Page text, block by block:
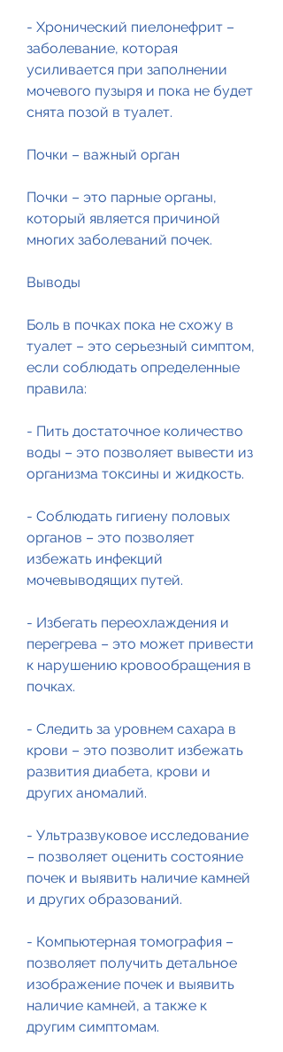
- Хронический пиелонефрит –
заболевание, которая
усиливается при заполнении
мочевого пузыря и пока не будет
снята позой в туалет.
Почки – важный орган
Почки – это парные органы,
который является причиной
многих заболеваний почек.
Выводы
Боль в почках пока не схожу в
туалет – это серьезный симптом,
если соблюдать определенные
правила:
- Пить достаточное количество
воды – это позволяет вывести из
организма токсины и жидкость.
- Соблюдать гигиену половых
органов – это позволяет
избежать инфекций
мочевыводящих путей.
- Избегать переохлаждения и
перегрева – это может привести
к нарушению кровообращения в
почках.
- Следить за уровнем сахара в
крови – это позволит избежать
развития диабета, крови и
других аномалий.
- Ультразвуковое исследование
– позволяет оценить состояние
почек и выявить наличие камней
и других образований.
- Компьютерная томография –
позволяет получить детальное
изображение почек и выявить
наличие камней, а также к
другим симптомам.